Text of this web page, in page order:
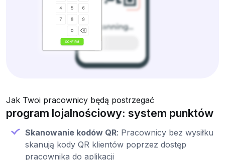
Jak Twoi pracownicy będą postrzegać
program lojalnościowy: system punktów
Skanowanie kodów QR: Pracownicy bez wysiłku
skanują kody QR klientów poprzez dostęp
pracownika do aplikacji